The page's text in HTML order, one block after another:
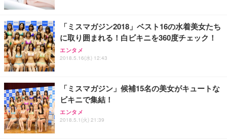
「ミスマガジン2018」ベスト16の水着美女たち
に取り囲まれる！白ビキニを360度チェック！
エンタメ
2018.5.16(水) 12:43
「ミスマガジン」候補15名の美女がキュートな
ビキニで集結！
エンタメ
2018.5.1(火) 21:39